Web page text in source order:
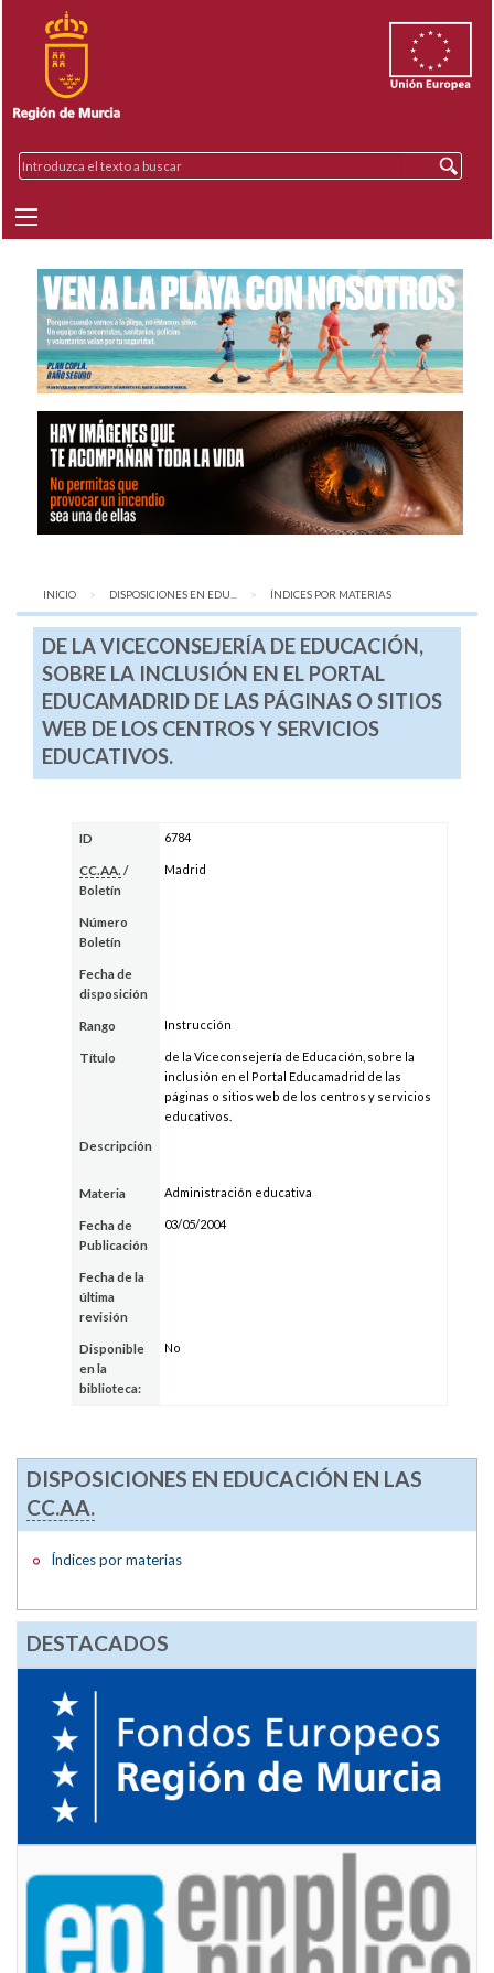
INICIO DISPOSICIONES EN EDU... AQUÍ:
ÍNDICES POR MATERIAS
DE LA VICECONSEJERÍA DE EDUCACIÓN,
SOBRE LA INCLUSIÓN EN EL PORTAL
EDUCAMADRID DE LAS PÁGINAS O SITIOS
WEB DE LOS CENTROS Y SERVICIOS
EDUCATIVOS.
ID 6784
CC.AA. /
Boletín
Madrid
Número
Boletín
Fecha de
disposición
Rango Instrucción
Título
de la Viceconsejería de Educación, sobre la
inclusión en el Portal Educamadrid de las
páginas o sitios web de los centros y servicios
educativos.
Descripción
Materia Administración educativa
Fecha de
Publicación
03/05/2004
Fecha de la
última
revisión
Disponible
en la
biblioteca:
No
DISPOSICIONES EN EDUCACIÓN EN LAS
CC.AA.
Índices por materias
DESTACADOS